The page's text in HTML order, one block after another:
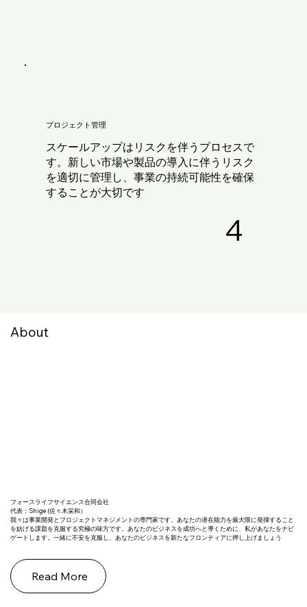
About
フォースライフサイエンス合同会社
代表：Shige (佐々木栄和）
我々は事業開発とプロジェクトマネジメントの専門家です。あなたの潜在能力を最大限に発揮すること
を妨げる課題を克服する究極の味方です。あなたのビジネスを成功へと導くために、私があなたをナビ
ゲートします。一緒に不安を克服し、あなたのビジネスを新たなフロンティアに押し上げましょう
Read More
スケールアップはリスクを伴うプロセスで
す。新しい市場や製品の導入に伴うリスク
を適切に管理し、事業の持続可能性を確保
することが大切です
プロジェクト管理
4